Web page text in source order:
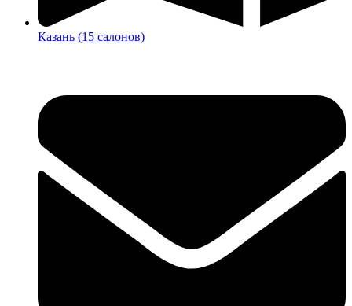
Казань (15 салонов)